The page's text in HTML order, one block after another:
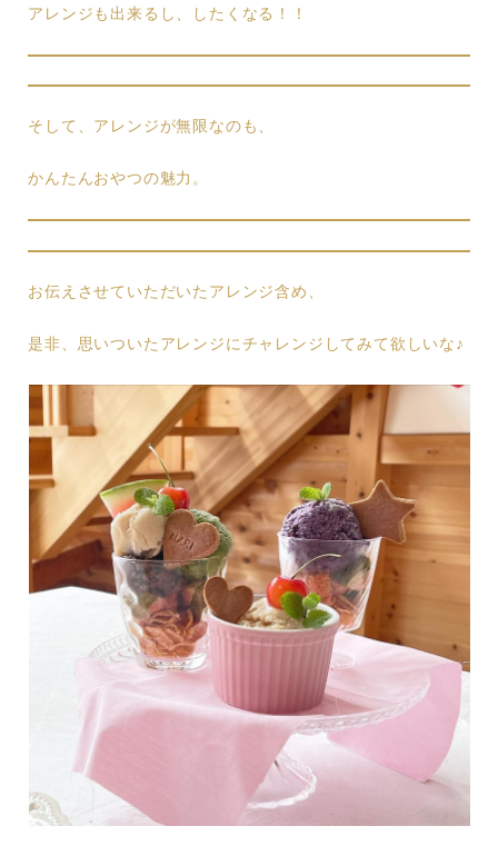
アレンジも出来るし、したくなる！！
そして、アレンジが無限なのも、
かんたんおやつの魅力。
お伝えさせていただいたアレンジ含め、
是非、思いついたアレンジにチャレンジしてみて欲しいな♪